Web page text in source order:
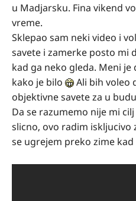
u Madjarsku. Fina vikend
vreme.
Sklepao sam neki video i
savete i zamerke posto mi
kad ga neko gleda. Meni
kako je bilo
Ali bih voleo
objektivne savete za u
Da se razumemo nije mi
slicno, ovo radim iskljucivo
se ugrejem preko zime